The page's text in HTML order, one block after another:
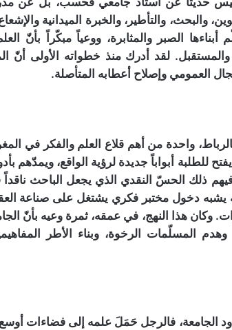
والبحث، والتأطير، والخبرة الميدانية
الصبر والمثابرة، ووعياً مبكّراً بأنّ
والمستقبل. لقد أدرك منذ خطواته الأولى
العمومي وإصلاح أعطابه المتأصلة.
واحدة من أهم قلاع العلم والفكر في
للطلبة أبواباً جديدة لرؤية الواقع، ويمدّهم
فيهم ذلك الحسّ النقدي الذي يجعل الباحث
يشبه دخول مختبر فكري يشتغل على صناعة
وكان هذا النهج، في عمقه، ثمرة وعيه بأنّ
المسلّمات الرخوة، وبناء الأطر
الجامعة، فالرجل حَمَلَ علمه إلى فضاءات